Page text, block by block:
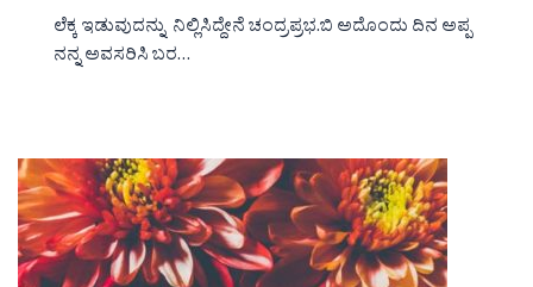
ಲೆಕ್ಕ ಇಡುವುದನ್ನು ನಿಲ್ಲಿಸಿದ್ದೇನೆ ಚಂದ್ರಪ್ರಭ.ಬಿ ಅದೊಂದು ದಿನ ಅಪ್ಪ
ನನ್ನ ಅವಸರಿಸಿ ಬರ…